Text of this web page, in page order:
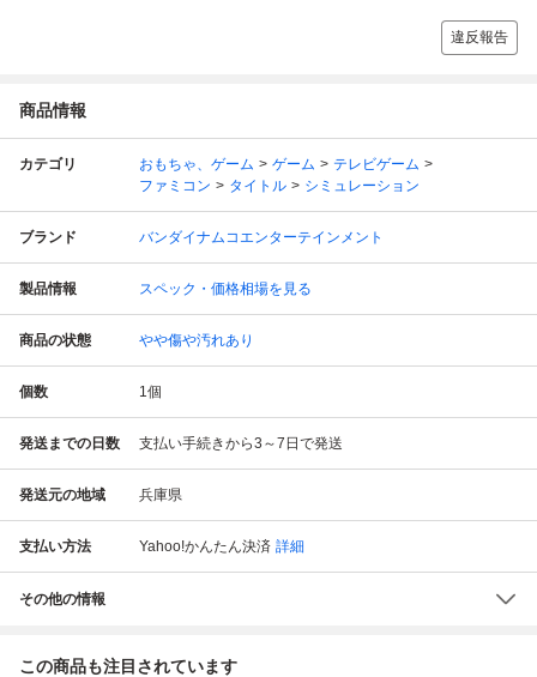
違反報告
商品情報
カテゴリ おもちゃ、ゲーム ゲーム
テレビゲーム
ファミコン
タイトル シミュレーション
ブランド バンダイナムコエンターテインメント
製品情報 スペック・価格相場を見る
商品の状態 やや傷や汚れあり
個数 1個
発送までの日数 支払い手続きから3～7日で発送
発送元の地域 兵庫県
支払い方法 Yahoo!かんたん決済 詳細
その他の情報
この商品も注目されています